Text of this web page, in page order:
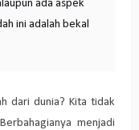
ada aspek
ini adalah bekal
dari dunia? Kita tidak
Berbahagianya menjadi